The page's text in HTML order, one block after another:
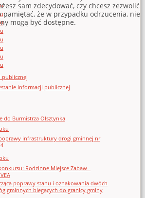
publicznej
informacji publicznej
do Burmistrza Olsztynka
infrastruktury drogi gminnej nr
Rodzinne Miejsce Zabaw -
poprawy stanu i oznakowania dwóch
gminnych biegących do granicy gminy
sam zdecydować, czy chcesz zezwolić
pamiętać, że w przypadku odrzucenia, nie
mogą być dostępne.